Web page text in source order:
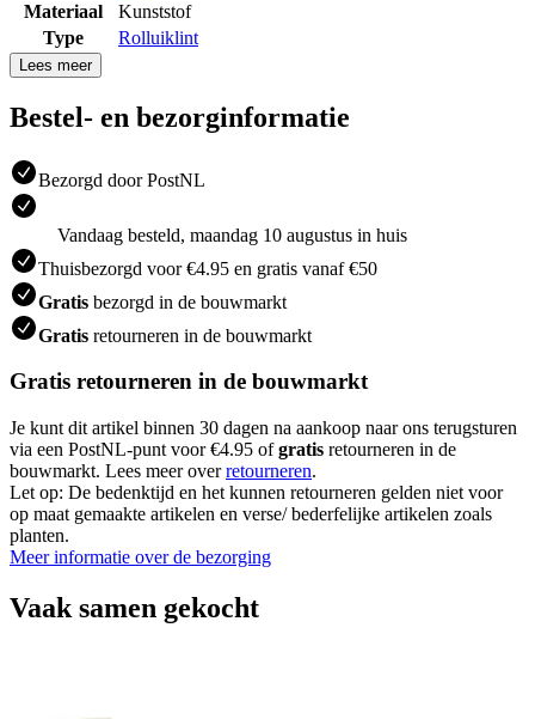
Materiaal
Kunststof
Type
Rolluiklint
Lees meer
Bestel- en bezorginformatie
Bezorgd door PostNL
Vandaag besteld, maandag 10 augustus in huis
Thuisbezorgd voor €4.95 en gratis vanaf €50
Gratis bezorgd in de bouwmarkt
Gratis retourneren in de bouwmarkt
Gratis retourneren in de bouwmarkt
Je kunt dit artikel binnen 30 dagen na aankoop naar ons terugsturen
via een PostNL-punt voor €4.95 ofgratis retourneren in de
bouwmarkt. Lees meer overretourneren.
Let op: De bedenktijd en het kunnen retourneren gelden niet voor
op maat gemaakte artikelen en verse/ bederfelijke artikelen zoals
planten.
Meer informatie over de bezorging
Vaak samen gekocht